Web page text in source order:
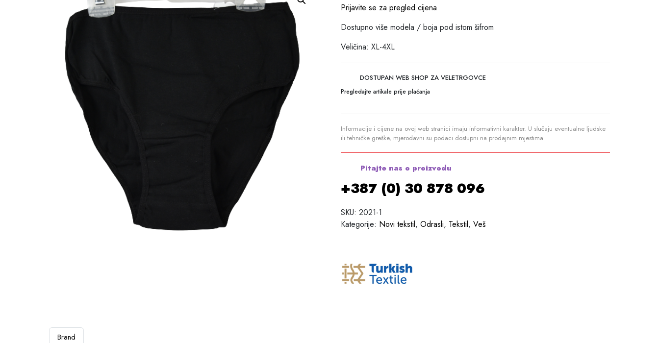
Prijavite se za pregled cijena
Dostupno više modela / boja pod istom šifrom
Veličina: XL-4XL
DOSTUPAN WEB SHOP ZA VELETRGOVCE
Pregledajte artikale prije plaćanja
Informacije i cijene na ovoj web stranici imaju informativni karakter. U slučaju eventualne ljudske
ili tehničke greške, mjerodavni su podaci dostupni na prodajnim mjestima
Pitajte nas o proizvodu
+387 (0) 30 878 096
SKU: 2021-1
Kategorije: Novi tekstil, Odrasli, Tekstil, Veš
Brand